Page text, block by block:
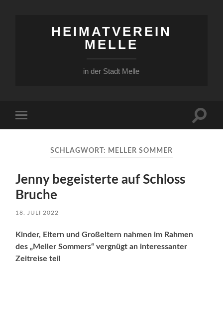
HEIMATVEREIN
MELLE
in der Stadt Melle
Menü
SCHLAGWORT: MELLER SOMMER
Jenny begeisterte auf Schloss
Bruche
18. JULI 2022
Kinder, Eltern und Großeltern nahmen im Rahmen
des „Meller Sommers“ vergnügt an interessanter
Zeitreise teil